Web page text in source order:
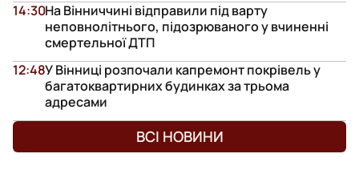
На Вінниччині відправили під варту
неповнолітнього, підозрюваного у вчиненні
смертельної ДТП
14:30
У Вінниці розпочали капремонт покрівель у
багатоквартирних будинках за трьома
адресами
12:48
ВСІ НОВИНИ